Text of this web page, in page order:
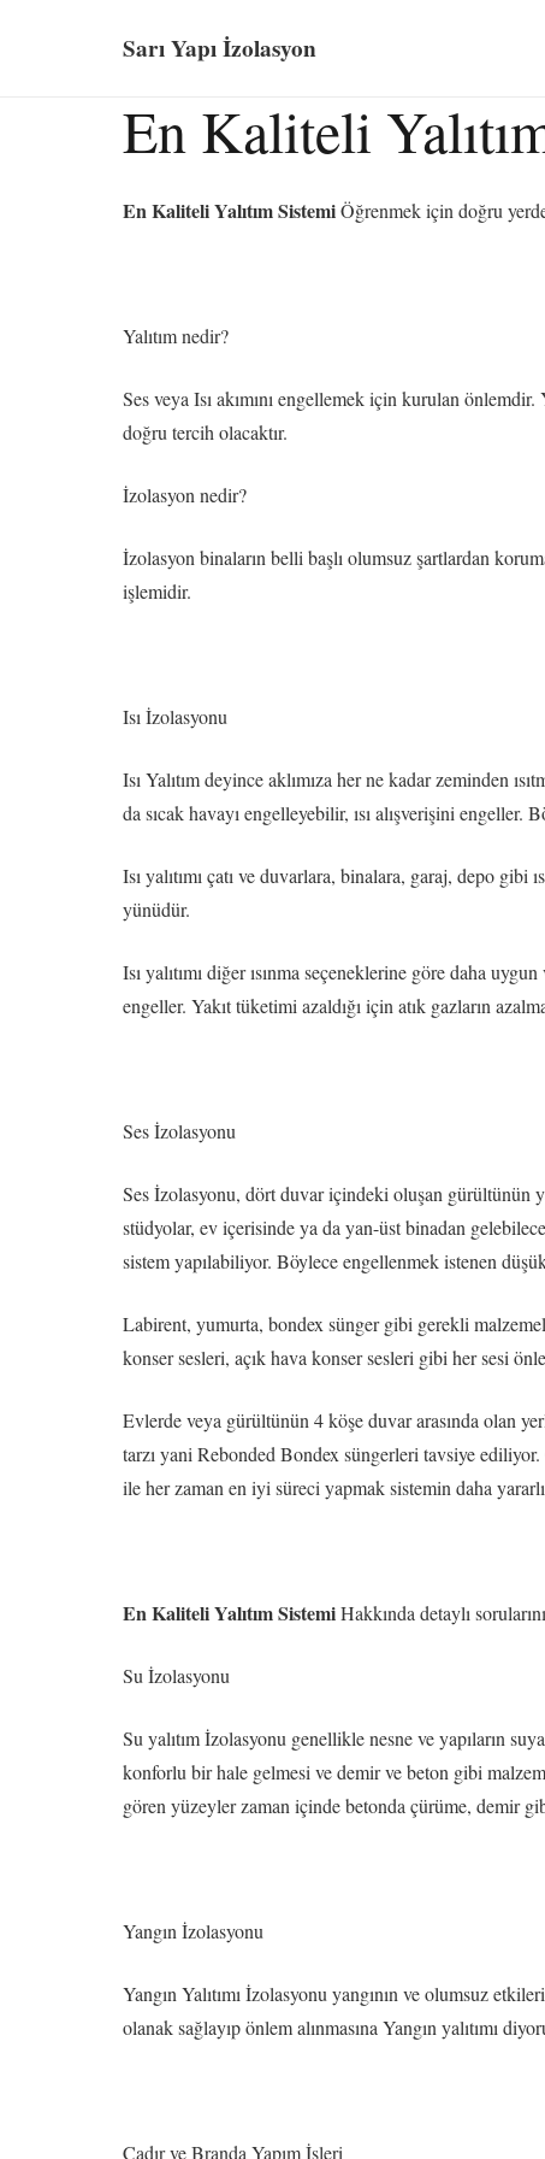
Sarı Yapı İzolasyon
En Kaliteli
En Kaliteli Yalıtım SistemiÖğrenmek için doğru
Yalıtım nedir?
Ses veya Isı akımını engellemek için kurulan
doğru tercih olacaktır.
İzolasyon nedir?
İzolasyon binaların belli başlı olumsuz şartlardan
işlemidir.
Isı İzolasyonu
Isı Yalıtım deyince aklımıza her ne kadar zeminden
da sıcak havayı engelleyebilir, ısı alışverişini engeller.
Isı yalıtımı çatı ve duvarlara, binalara, garaj, depo gibi
yünüdür.
Isı yalıtımı diğer ısınma seçeneklerine göre daha
engeller. Yakıt tüketimi azaldığı için atık gazların
Ses İzolasyonu
Ses İzolasyonu, dört duvar içindeki oluşan gürültünün
stüdyolar, ev içerisinde ya da yan-üst binadan
sistem yapılabiliyor. Böylece engellenmek istenen
Labirent, yumurta, bondex sünger gibi gerekli
konser sesleri, açık hava konser sesleri gibi her sesi
Evlerde veya gürültünün 4 köşe duvar arasında olan
tarzı yani Rebonded Bondex süngerleri tavsiye
ile her zaman en iyi süreci yapmak sistemin daha yararlı
En Kaliteli Yalıtım SistemiHakkında detaylı
Su İzolasyonu
Su yalıtım İzolasyonu genellikle nesne ve yapıların
konforlu bir hale gelmesi ve demir ve beton gibi
gören yüzeyler zaman içinde betonda çürüme, demir
Yangın İzolasyonu
Yangın Yalıtımı İzolasyonu yangının ve olumsuz
olanak sağlayıp önlem alınmasına Yangın yalıtımı
Çadır ve Branda Yapım İşleri